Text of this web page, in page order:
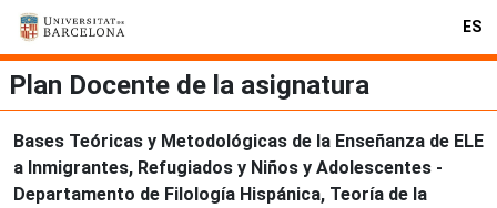
ES
Plan Docente de la asignatura
Bases Teóricas y Metodológicas de la Enseñanza de ELE
a Inmigrantes, Refugiados y Niños y Adolescentes -
Departamento de Filología Hispánica, Teoría de la